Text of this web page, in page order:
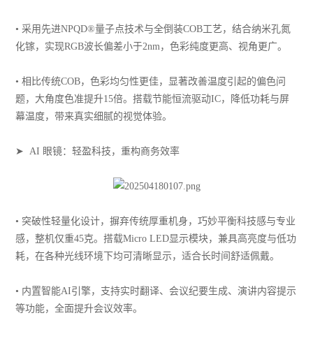
• 采用先进NPQD®量子点技术与全倒装COB工艺，结合纳米孔氮
化镓，实现RGB波长偏差小于2nm，色彩纯度更高、视角更广。
• 相比传统COB，色彩均匀性更佳，显著改善温度引起的偏色问
题，大角度色准提升15倍。搭载节能恒流驱动IC，降低功耗与屏
幕温度，带来真实细腻的视觉体验。
➤ AI 眼镜：轻盈科技，重构商务效率
• 突破性轻量化设计，摒弃传统厚重机身，巧妙平衡科技感与专业
感，整机仅重45克。搭载Micro LED显示模块，兼具高亮度与低功
耗，在各种光线环境下均可清晰显示，适合长时间舒适佩戴。
• 内置智能AI引擎，支持实时翻译、会议纪要生成、演讲内容提示
等功能，全面提升会议效率。